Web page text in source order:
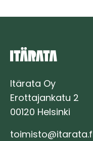
Itärata Oy
Erottajankatu 2
00120 Helsinki